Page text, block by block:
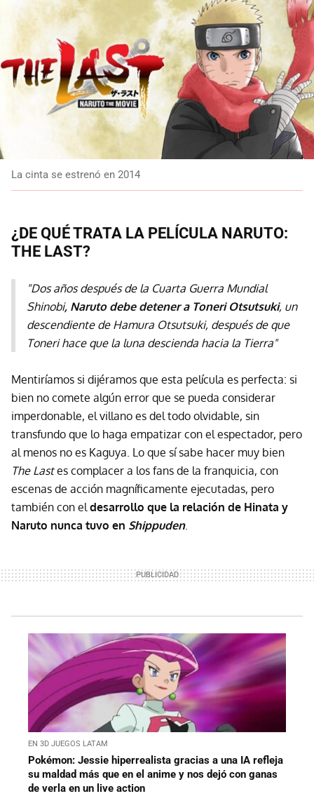
La cinta se estrenó en 2014
¿DE QUÉ TRATA LA PELÍCULA NARUTO:
THE LAST?
"Dos años después de la Cuarta Guerra Mundial
Shinobi, Naruto debe detener a Toneri Otsutsuki, un
descendiente de Hamura Otsutsuki, después de que
Toneri hace que la luna descienda hacia la Tierra"
Mentiríamos si dijéramos que esta película es perfecta: si
bien no comete algún error que se pueda considerar
imperdonable, el villano es del todo olvidable, sin
transfundo que lo haga empatizar con el espectador, pero
al menos no es Kaguya. Lo que sí sabe hacer muy bien
The Lastes complacer a los fans de la franquicia, con
escenas de acción magníficamente ejecutadas, pero
también con eldesarrollo que la relación de Hinata y
Naruto nunca tuvo en Shippuden.
EN 3D JUEGOS LATAM
Pokémon: Jessie hiperrealista gracias a una IA refleja
su maldad más que en el anime y nos dejó con ganas
de verla en un live action